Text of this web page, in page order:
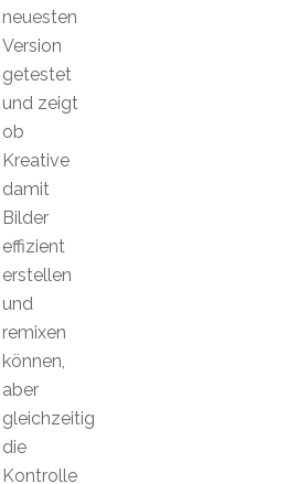
neuesten
Version
getestet
und zeigt
ob
Kreative
damit
Bilder
effizient
erstellen
und
remixen
können,
aber
gleichzeitig
die
Kontrolle